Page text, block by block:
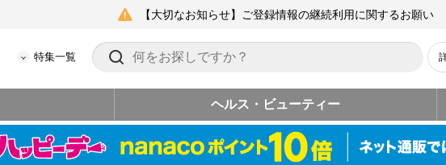
【大切なお知らせ】ご登録情報の継続利用に関するお願い
特集一覧
ヘルス・ビューティー